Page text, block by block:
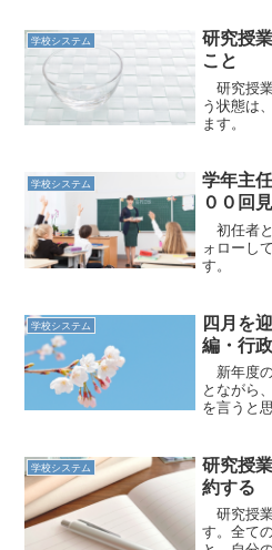
学校システム
研究授
こと
研究授
う状態は
ます。
学校システム
学年主
００回
初任者
ォローし
す。
学校システム
四月を
編・行
新年度
とながら
を言うと
学校システム
研究授
約する
研究授
す。全て